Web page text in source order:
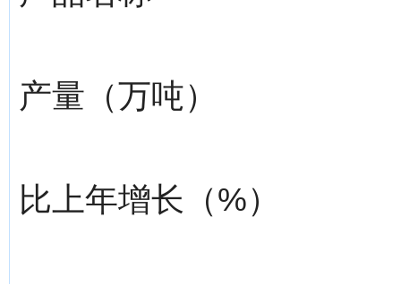
产量（万吨）
比上年增长（%）